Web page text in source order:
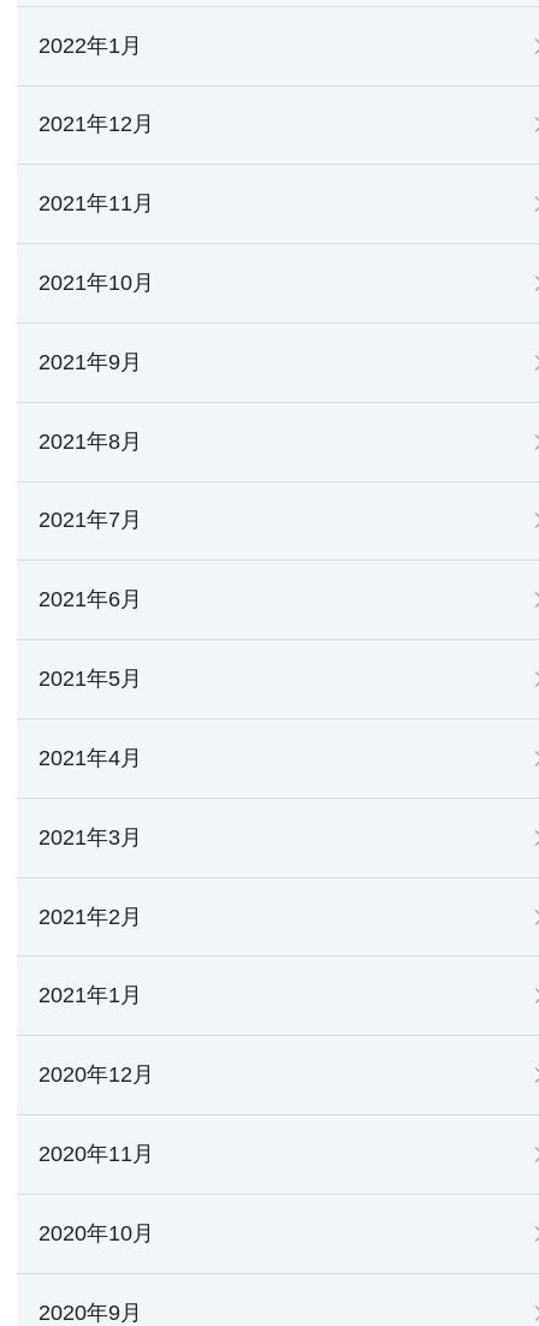
2022年1月
2021年12月
2021年11月
2021年10月
2021年9月
2021年8月
2021年7月
2021年6月
2021年5月
2021年4月
2021年3月
2021年2月
2021年1月
2020年12月
2020年11月
2020年10月
2020年9月